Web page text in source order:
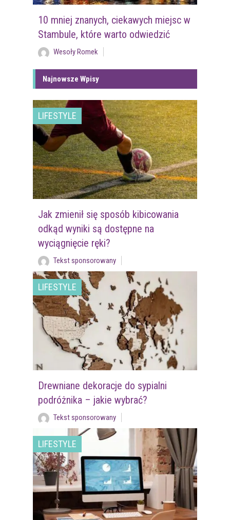
10 mniej znanych, ciekawych miejsc w
Stambule, które warto odwiedzić
Wesoły Romek
Najnowsze Wpisy
LIFESTYLE
Jak zmienił się sposób kibicowania
odkąd wyniki są dostępne na
wyciągnięcie ręki?
Tekst sponsorowany
LIFESTYLE
Drewniane dekoracje do sypialni
podróżnika – jakie wybrać?
Tekst sponsorowany
LIFESTYLE